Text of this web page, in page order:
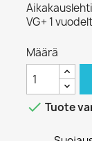
VG+ 1
Määrä
 Tuote